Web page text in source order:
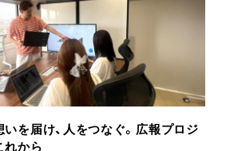
を届け、人をつなぐ。広報プロジ
れから